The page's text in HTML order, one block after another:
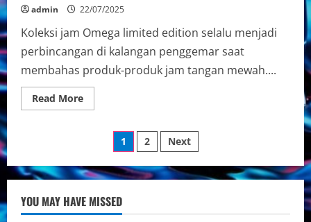
admin 22/07/2025
Koleksi jam Omega limited edition selalu menjadi
perbincangan di kalangan penggemar saat
membahas produk-produk jam tangan mewah....
Read MoreRead
more
Limited
Edition
yang
Dicari:
Keanggunan
dan
Posts
pagination
1 2 Next
YOU MAY HAVE MISSED